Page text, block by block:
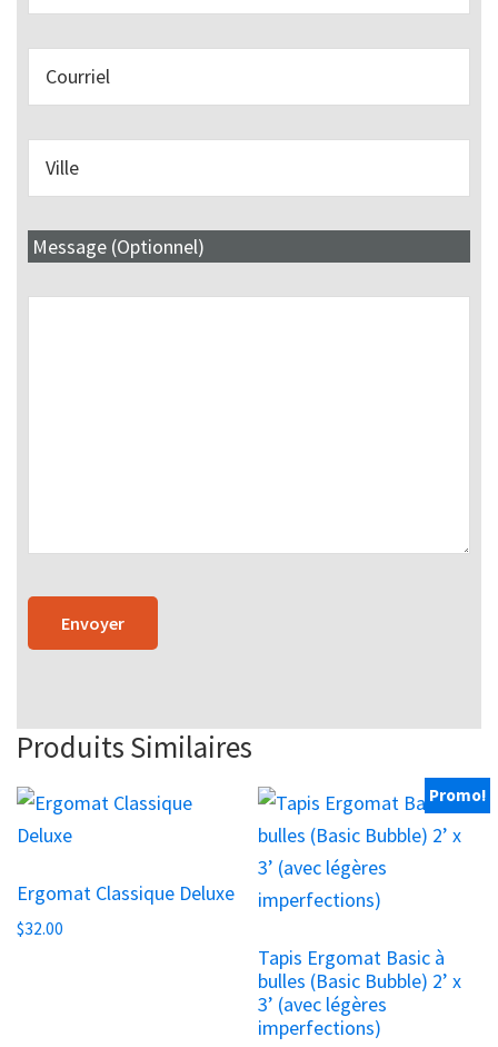
Message (Optionnel)
Produits Similaires
Ergomat Classique Deluxe
$32.00
Promo!
Tapis Ergomat Basic à
bulles (Basic Bubble) 2’ x
3’ (avec légères
imperfections)